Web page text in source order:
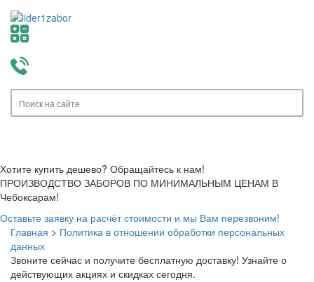
Хотите купить дешево? Обращайтесь к нам!
ПРОИЗВОДСТВО ЗАБОРОВ ПО МИНИМАЛЬНЫМ ЦЕНАМ В
Чебоксарам!
Оставьте заявку на расчёт стоимости и мы Вам перезвоним!
Главная > Политика в отношении обработки персональных
данных
Звоните сейчас и получите бесплатную доставку! Узнайте о
действующих акциях и скидках сегодня.